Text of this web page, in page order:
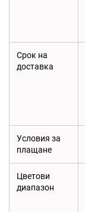
Срок на
доставка
Условия за
плащане
Цветови
диапазон